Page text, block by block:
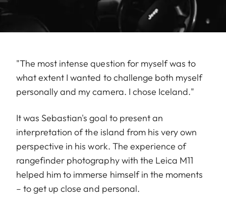
"The most intense question for myself was to
what extent I wanted to challenge both myself
personally and my camera. I chose Iceland."
It was Sebastian's goal to present an
interpretation of the island from his very own
perspective in his work. The experience of
rangefinder photography with the Leica M11
helped him to immerse himself in the moments
– to get up close and personal.